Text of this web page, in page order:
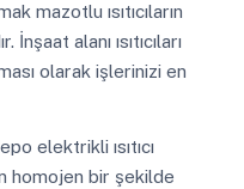
mazotlu ısıtıcıların
alanı ısıtıcıları
olarak işlerinizi en
elektrikli ısıtıcı
homojen bir şekilde